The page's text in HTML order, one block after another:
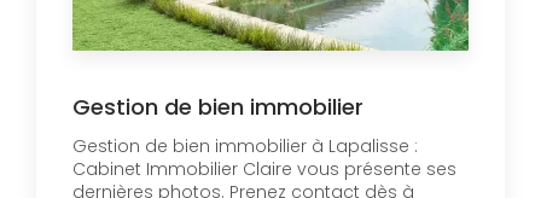
Gestion de bien immobilier
Gestion de bien immobilier à Lapalisse :
Cabinet Immobilier Claire vous présente ses
dernières photos. Prenez contact dès à